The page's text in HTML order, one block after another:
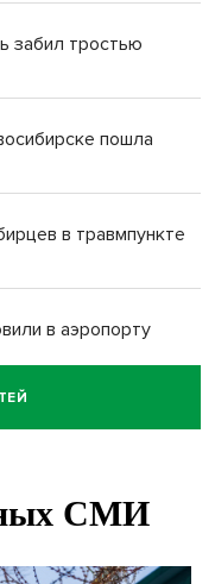
забил тростью
пошла
в травмпункте
в аэропорту
заболеваемости
дедова ружья